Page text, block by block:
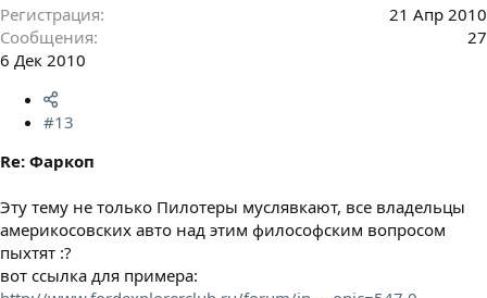
Регистрация
21 Апр 2010
Сообщения
27
6 Дек 2010
#13
Re: Фаркоп
Эту тему не только Пилотеры муслявкают, все владельцы
америкосовских авто над этим философским вопросом
пыхтят :?
вот ссылка для примера: